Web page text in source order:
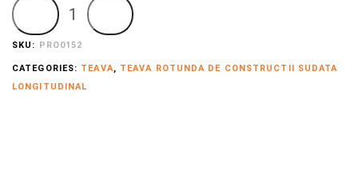
SKU: PRO0152
CATEGORIES: TEAVA, TEAVA ROTUNDA DE CONSTRUCTII SUDATA
LONGITUDINAL